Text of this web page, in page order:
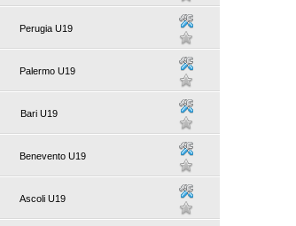
Perugia U19
Palermo U19
Bari U19
Benevento U19
Ascoli U19